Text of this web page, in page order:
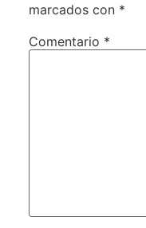
marcados con *
Comentario *